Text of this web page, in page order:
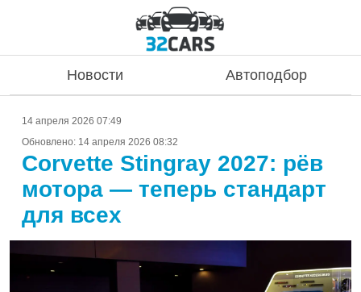
Новости Автоподбор
14 апреля 2026 07:49
Обновлено: 14 апреля 2026 08:32
Corvette Stingray 2027: рёв
мотора — теперь стандарт
для всех